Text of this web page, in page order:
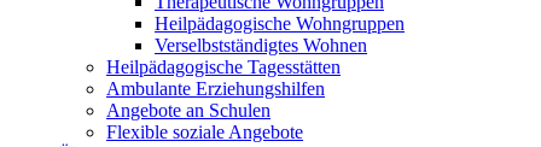
Heilpädagogische Wohngruppen
Verselbstständigtes Wohnen
Heilpädagogische Tagesstätten
Ambulante Erziehungshilfen
Angebote an Schulen
Flexible soziale Angebote